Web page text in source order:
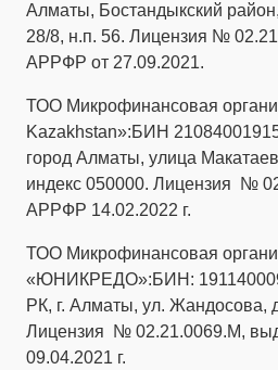
Алматы, Бостандыкский
28/8, н.п. 56. Лицензия №
АРРФР от 27.09.2021.
ТОО Микрофинансовая
Kazakhstan»:БИН
город Алматы, улица
индекс 050000. Лицензия №
АРРФР 14.02.2022 г.
ТОО Микрофинансовая
«ЮНИКРЕДО»:БИН:
РК, г. Алматы, ул. Жандосова,
Лицензия № 02.21.0069.М,
09.04.2021 г.